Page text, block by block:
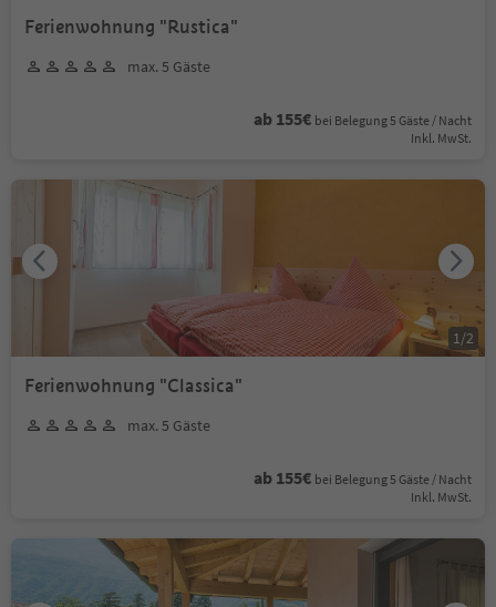
Ferienwohnung "Rustica"
max. 5 Gäste
ab 155€ bei Belegung 5 Gäste / Nacht
Inkl. MwSt.
Ferienwohnung "Classica"
max. 5 Gäste
ab 155€ bei Belegung 5 Gäste / Nacht
Inkl. MwSt.
1 /2